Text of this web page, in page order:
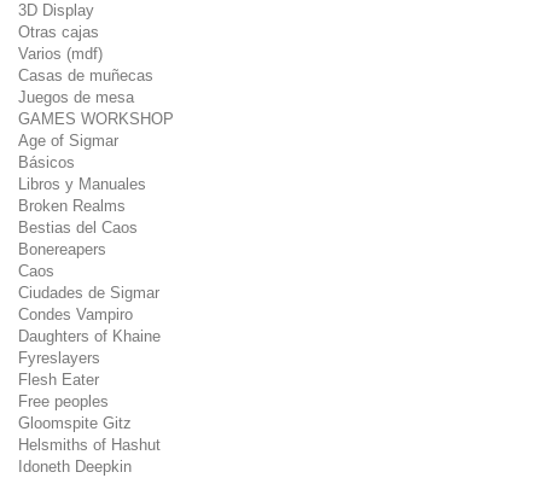
3D Display
Otras cajas
Varios (mdf)
Casas de muñecas
Juegos de mesa
GAMES WORKSHOP
Age of Sigmar
Básicos
Libros y Manuales
Broken Realms
Bestias del Caos
Bonereapers
Caos
Ciudades de Sigmar
Condes Vampiro
Daughters of Khaine
Fyreslayers
Flesh Eater
Free peoples
Gloomspite Gitz
Helsmiths of Hashut
Idoneth Deepkin